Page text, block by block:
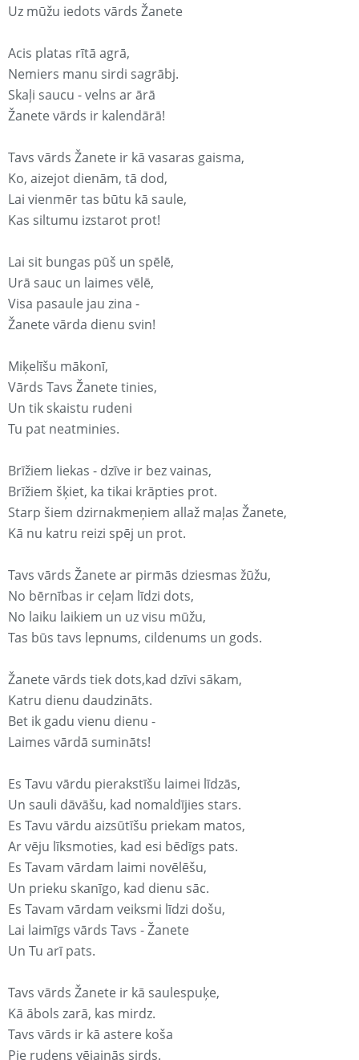
Uz mūžu iedots vārds Žanete
Acis platas rītā agrā,
Nemiers manu sirdi sagrābj.
Skaļi saucu - velns ar ārā
Žanete vārds ir kalendārā!
Tavs vārds Žanete ir kā vasaras gaisma,
Ko, aizejot dienām, tā dod,
Lai vienmēr tas būtu kā saule,
Kas siltumu izstarot prot!
Lai sit bungas pūš un spēlē,
Urā sauc un laimes vēlē,
Visa pasaule jau zina -
Žanete vārda dienu svin!
Miķelīšu mākonī,
Vārds Tavs Žanete tinies,
Un tik skaistu rudeni
Tu pat neatminies.
Brīžiem liekas - dzīve ir bez vainas,
Brīžiem šķiet, ka tikai krāpties prot.
Starp šiem dzirnakmeņiem allaž maļas Žanete,
Kā nu katru reizi spēj un prot.
Tavs vārds Žanete ar pirmās dziesmas žūžu,
No bērnības ir ceļam līdzi dots,
No laiku laikiem un uz visu mūžu,
Tas būs tavs lepnums, cildenums un gods.
Žanete vārds tiek dots,kad dzīvi sākam,
Katru dienu daudzināts.
Bet ik gadu vienu dienu -
Laimes vārdā sumināts!
Es Tavu vārdu pierakstīšu laimei līdzās,
Un sauli dāvāšu, kad nomaldījies stars.
Es Tavu vārdu aizsūtīšu priekam matos,
Ar vēju līksmoties, kad esi bēdīgs pats.
Es Tavam vārdam laimi novēlēšu,
Un prieku skanīgo, kad dienu sāc.
Es Tavam vārdam veiksmi līdzi došu,
Lai laimīgs vārds Tavs - Žanete
Un Tu arī pats.
Tavs vārds Žanete ir kā saulespuķe,
Kā ābols zarā, kas mirdz.
Tavs vārds ir kā astere koša
Pie rudens vējainās sirds.